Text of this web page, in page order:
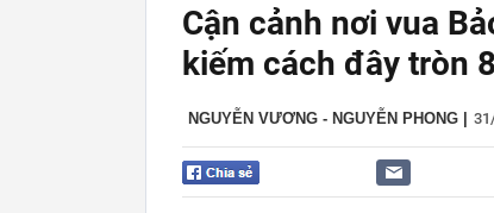
Cận cảnh nơi vua
kiếm cách đây tròn
NGUYỄN VƯƠNG - NGUYỄN PHONG